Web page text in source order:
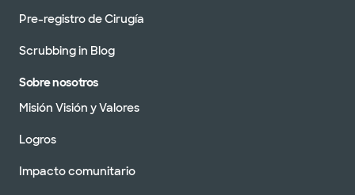
Pre-registro de Cirugía
Scrubbing in Blog
Sobre nosotros
Misión Visión y Valores
Logros
Impacto comunitario